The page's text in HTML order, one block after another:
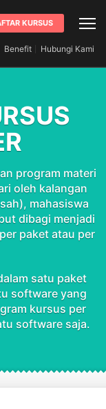
KURSUS
Benefit Hubungi Kami
program materi
oleh kalangan
mahasiswa
dibagi menjadi
paket atau per
satu paket
software yang
kursus per
software saja.